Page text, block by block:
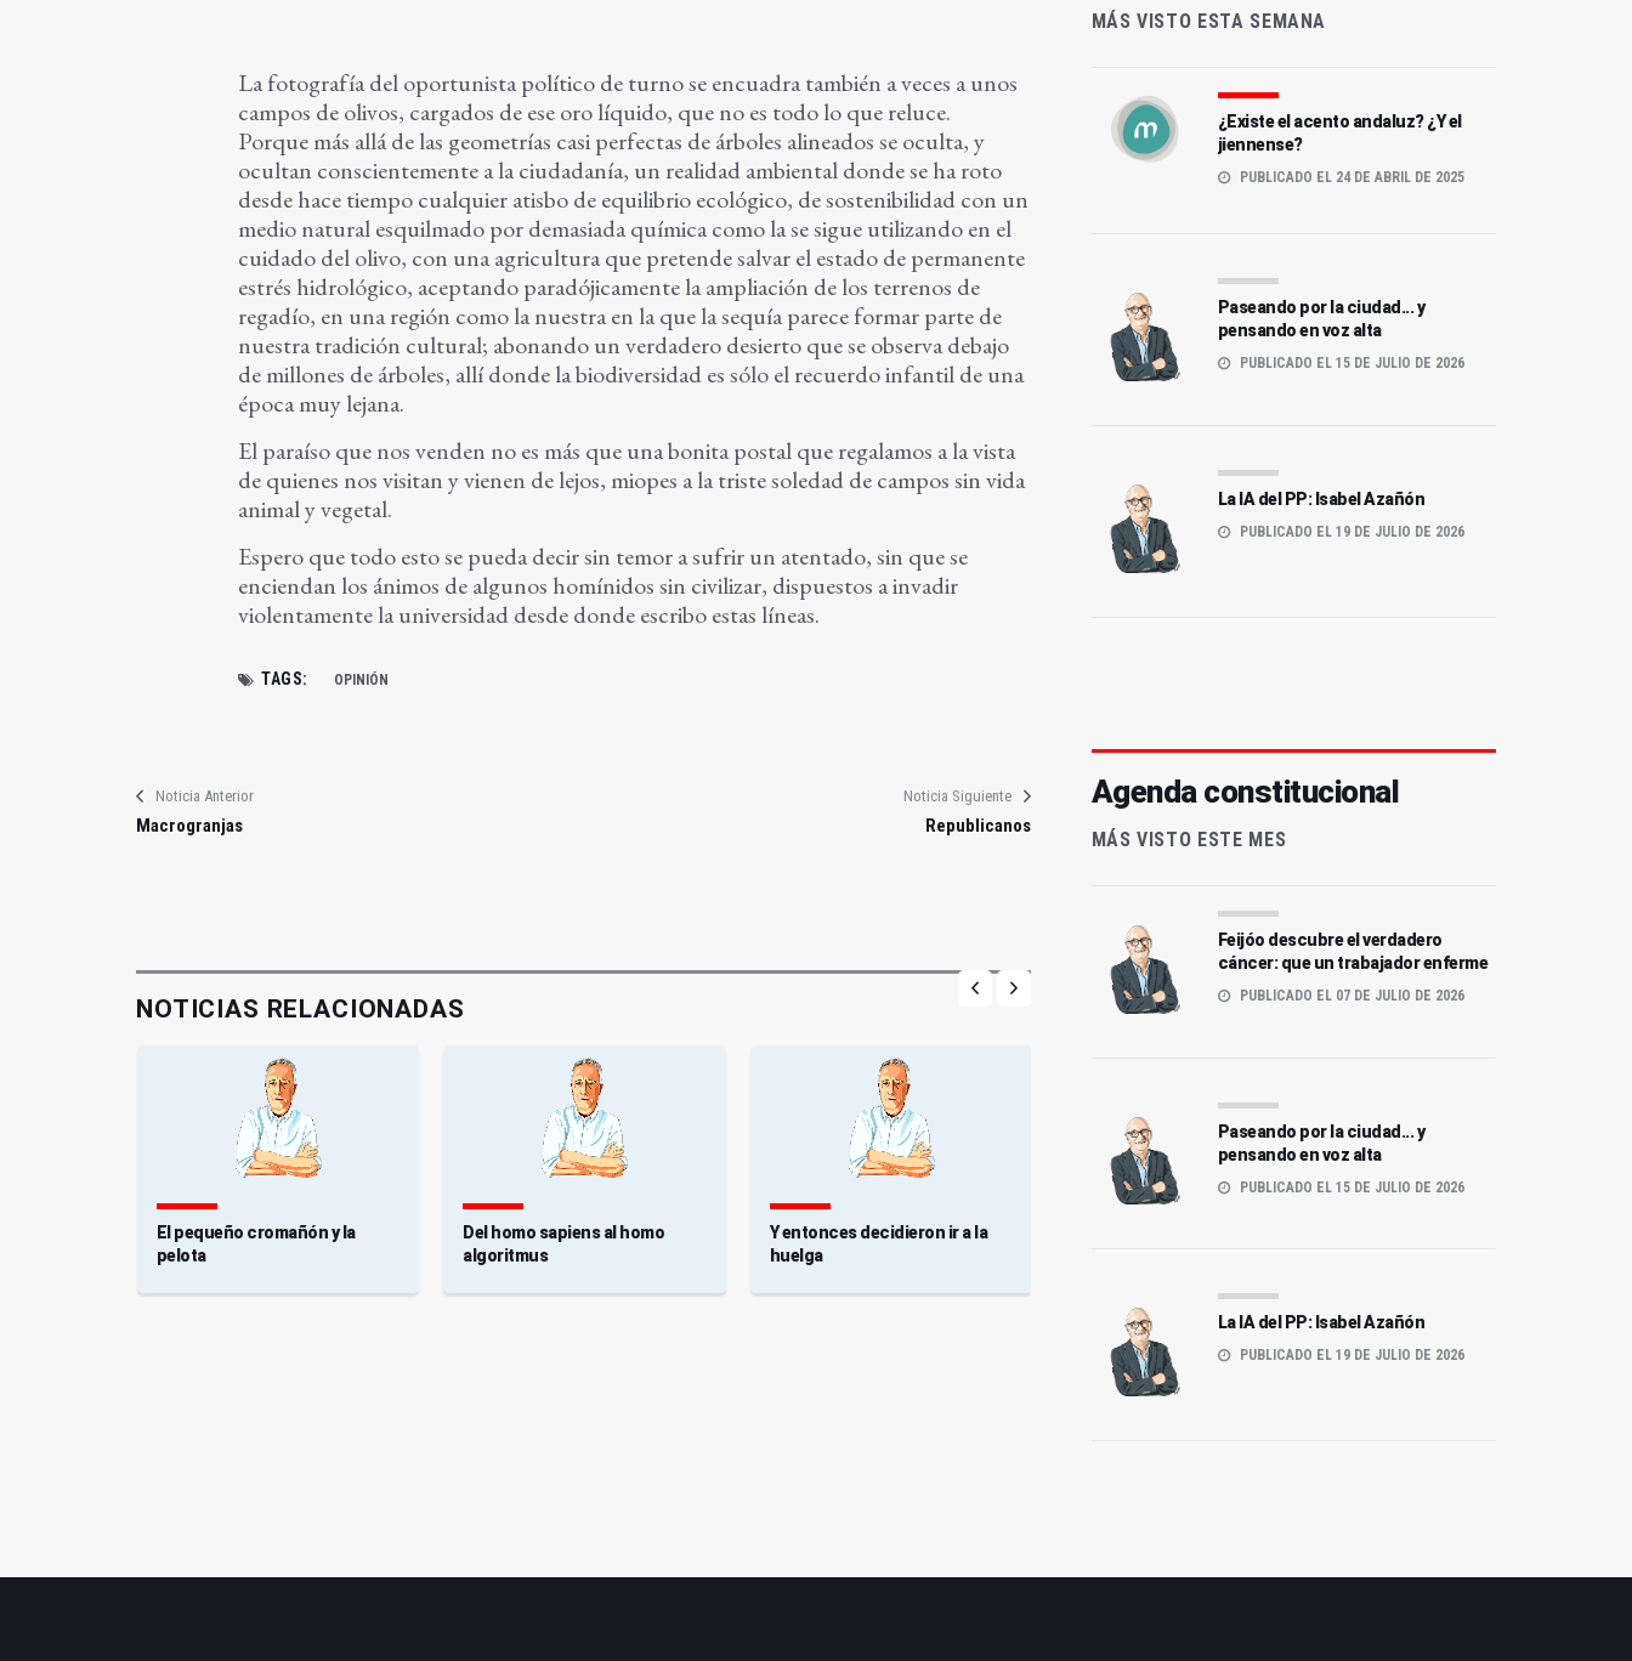
La fotografía del oportunista político de turno se encuadra también a veces a unos
campos de olivos, cargados de ese oro líquido, que no es todo lo que reluce.
Porque más allá de las geometrías casi perfectas de árboles alineados se oculta, y
ocultan conscientemente a la ciudadanía, un realidad ambiental donde se ha roto
desde hace tiempo cualquier atisbo de equilibrio ecológico, de sostenibilidad con un
medio natural esquilmado por demasiada química como la se sigue utilizando en el
cuidado del olivo, con una agricultura que pretende salvar el estado de permanente
estrés hidrológico, aceptando paradójicamente la ampliación de los terrenos de
regadío, en una región como la nuestra en la que la sequía parece formar parte de
nuestra tradición cultural; abonando un verdadero desierto que se observa debajo
de millones de árboles, allí donde la biodiversidad es sólo el recuerdo infantil de una
época muy lejana.
El paraíso que nos venden no es más que una bonita postal que regalamos a la vista
de quienes nos visitan y vienen de lejos, miopes a la triste soledad de campos sin vida
animal y vegetal.
Espero que todo esto se pueda decir sin temor a sufrir un atentado, sin que se
enciendan los ánimos de algunos homínidos sin civilizar, dispuestos a invadir
violentamente la universidad desde donde escribo estas líneas.
TAGS: OPINIÓN
Noticia Anterior
Macrogranjas
Noticia Siguiente
Republicanos
NOTICIAS RELACIONADAS
El pequeño cromañón y la
pelota
Del homo sapiens al homo
algoritmus
Y entonces decidieron ir a la
huelga
MÁS VISTO ESTA SEMANA
¿Existe el acento andaluz? ¿Y el
jiennense?
PUBLICADO EL 24 DE ABRIL DE 2025
Paseando por la ciudad... y
pensando en voz alta
PUBLICADO EL 15 DE JULIO DE 2026
La IA del PP: Isabel Azañón
PUBLICADO EL 19 DE JULIO DE 2026
Agenda constitucional
MÁS VISTO ESTE MES
Feijóo descubre el verdadero
cáncer: que un trabajador enferme
PUBLICADO EL 07 DE JULIO DE 2026
Paseando por la ciudad... y
pensando en voz alta
PUBLICADO EL 15 DE JULIO DE 2026
La IA del PP: Isabel Azañón
PUBLICADO EL 19 DE JULIO DE 2026